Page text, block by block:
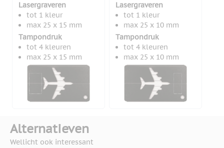
Lasergraveren
tot 1 kleur
max 25 x 15 mm
Tampondruk
tot 4 kleuren
max 25 x 15 mm
Lasergraveren
tot 1 kleur
max 25 x 10 mm
Tampondruk
tot 4 kleuren
max 25 x 10 mm
Alternatieven
Wellicht ook interessant